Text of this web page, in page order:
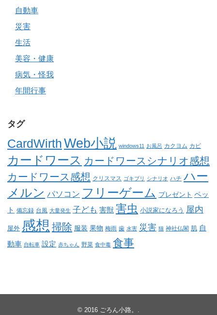
自動車
災害
生活
美容・健康
病気・怪我
年間行事
タグ
CardWirthWeb小説 windows11 お風呂 カクヨム カビ
カードワース カードワースシナリオ感想
カードワース感想 クリスマス ゴキブリ シナリオ ハチ ハー
メルン パソコン フリーゲーム プレゼント ペッ
ト 備忘録 台風 大量発生 子ども 害獣 害虫 小説家になろう 屋内
屋外 感想 掃除 服装 果物 梅雨 歯 水害 災害 猫 神社仏閣 肌 自
動車 自転車 設定 赤ちゃん 野菜 食中毒 食事
© 2016 ごろん小路。